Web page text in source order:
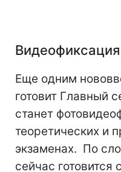
Видеофиксация
Еще одним
готовит Главный
станет
теоретических и
экзаменах. По
сейчас